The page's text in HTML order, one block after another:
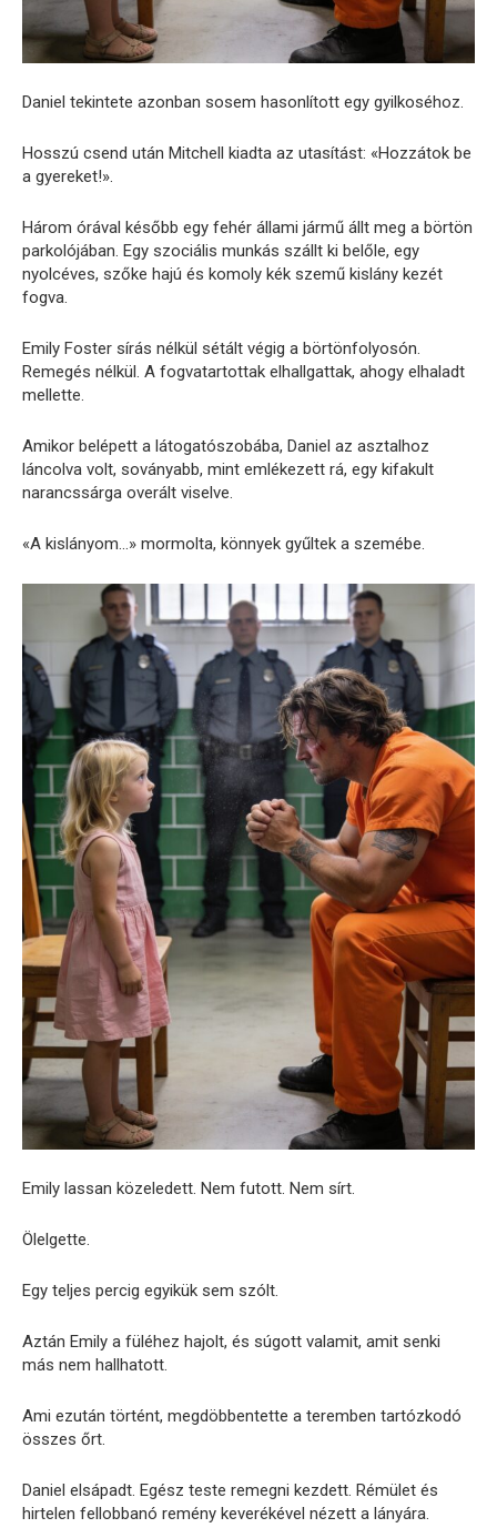
Daniel tekintete azonban sosem hasonlított egy gyilkoséhoz.
Hosszú csend után Mitchell kiadta az utasítást: «Hozzátok be
a gyereket!».
Három órával később egy fehér állami jármű állt meg a börtön
parkolójában. Egy szociális munkás szállt ki belőle, egy
nyolcéves, szőke hajú és komoly kék szemű kislány kezét
fogva.
Emily Foster sírás nélkül sétált végig a börtönfolyosón.
Remegés nélkül. A fogvatartottak elhallgattak, ahogy elhaladt
mellette.
Amikor belépett a látogatószobába, Daniel az asztalhoz
láncolva volt, soványabb, mint emlékezett rá, egy kifakult
narancssárga overált viselve.
«A kislányom…» mormolta, könnyek gyűltek a szemébe.
Emily lassan közeledett. Nem futott. Nem sírt.
Ölelgette.
Egy teljes percig egyikük sem szólt.
Aztán Emily a füléhez hajolt, és súgott valamit, amit senki
más nem hallhatott.
Ami ezután történt, megdöbbentette a teremben tartózkodó
összes őrt.
Daniel elsápadt. Egész teste remegni kezdett. Rémület és
hirtelen fellobbanó remény keverékével nézett a lányára.